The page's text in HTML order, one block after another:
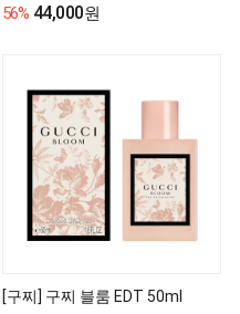
56% 44,000원
[구찌] 구찌 블룸 EDT 50ml